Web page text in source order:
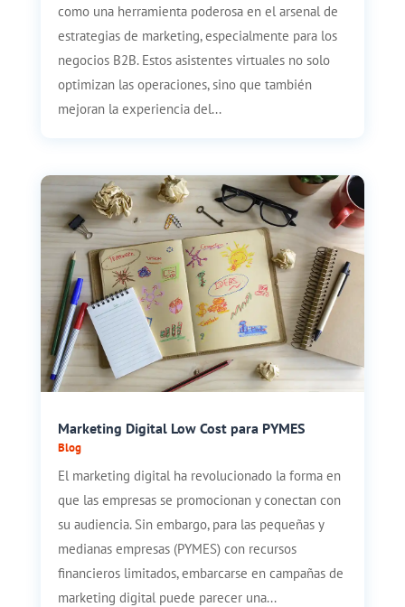
como una herramienta poderosa en el arsenal de
estrategias de marketing, especialmente para los
negocios B2B. Estos asistentes virtuales no solo
optimizan las operaciones, sino que también
mejoran la experiencia del...
Marketing Digital Low Cost para PYMES
Blog
El marketing digital ha revolucionado la forma en
que las empresas se promocionan y conectan con
su audiencia. Sin embargo, para las pequeñas y
medianas empresas (PYMES) con recursos
financieros limitados, embarcarse en campañas de
marketing digital puede parecer una...